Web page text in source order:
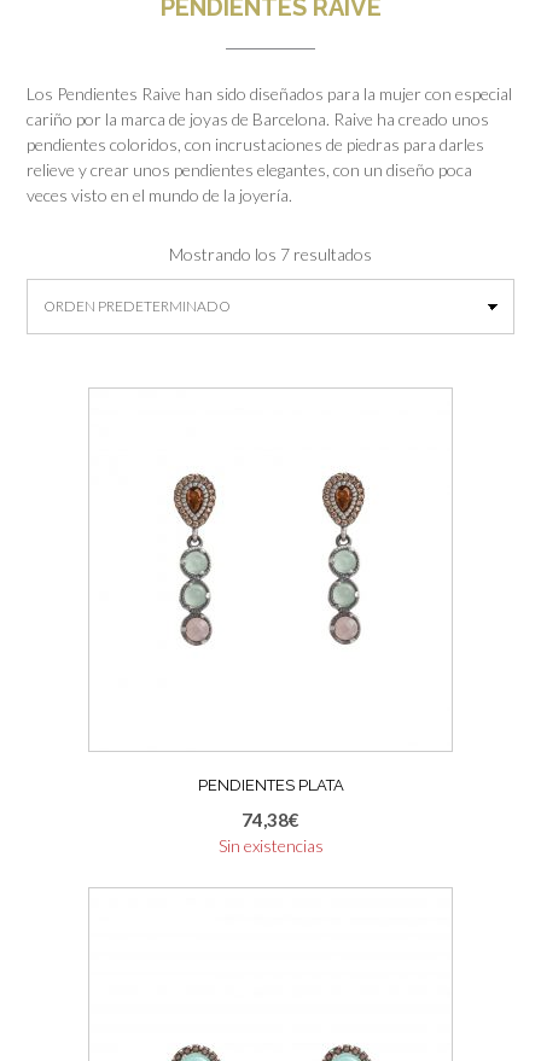
PENDIENTES RAIVE
Los Pendientes Raive han sido diseñados para la mujer con especial
cariño por la marca de joyas de Barcelona. Raive ha creado unos
pendientes coloridos, con incrustaciones de piedras para darles
relieve y crear unos pendientes elegantes, con un diseño poca
veces visto en el mundo de la joyería.
Mostrando los 7 resultados
PENDIENTES PLATA
74,38€
Sin existencias